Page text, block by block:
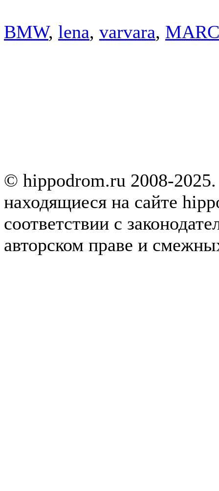
BMW, lena, varvara,
© hippodrom.ru 2008-
находящиеся на сайте
соответствии с
авторском праве и